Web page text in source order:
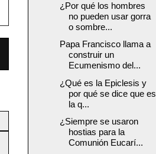
¿Por qué los hombres
no pueden usar gorra
o sombre...
Papa Francisco llama a
construir un
Ecumenismo del...
¿Qué es la Epiclesis y
por qué se dice que es
la q...
¿Siempre se usaron
hostias para la
Comunión Eucarí...